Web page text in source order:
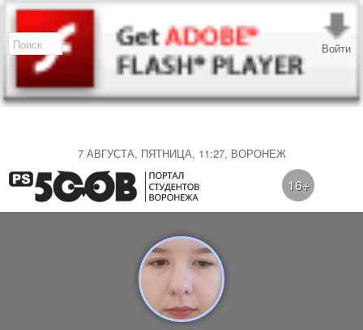
7 АВГУСТА, ПЯТНИЦА, 11:27, ВОРОНЕЖ
Войти
16+